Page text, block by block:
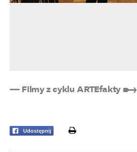
— Filmy z cyklu ARTEfakty ➸
Udostępnij print